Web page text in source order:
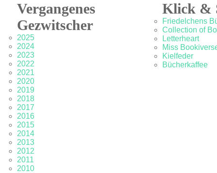
Vergangenes
Gezwitscher
2025
2024
2023
2022
2021
2020
2019
2018
2017
2016
2015
2014
2013
2012
2011
2010
Klick &
Friedelchens
Collection of
Letterheart
Miss
Kielfeder
Bücherkaffee